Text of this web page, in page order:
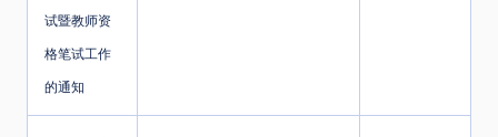
试暨教师资
格笔试工作
的通知